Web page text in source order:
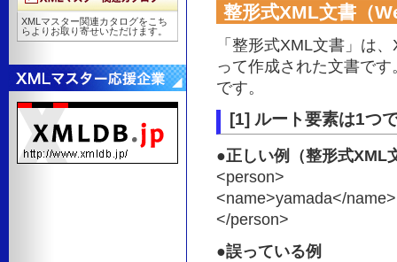
整形式XML文書（
「整形式XML文書」は
って作成された文書で
です。
[1] ルート要素は1つ
●正しい例（整形式XML
<person>
<name>yamada</name>
</person>
●誤っている例
XMLマスター関連カタログをこち
らよりお取り寄せいただけます。